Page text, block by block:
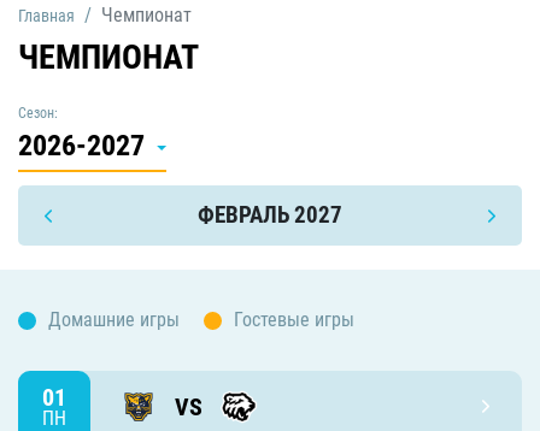
Главная Чемпионат
ЧЕМПИОНАТ
Сезон:
2026-2027
ФЕВРАЛЬ 2027
Домашние игры Гостевые игры
01
ПН VS